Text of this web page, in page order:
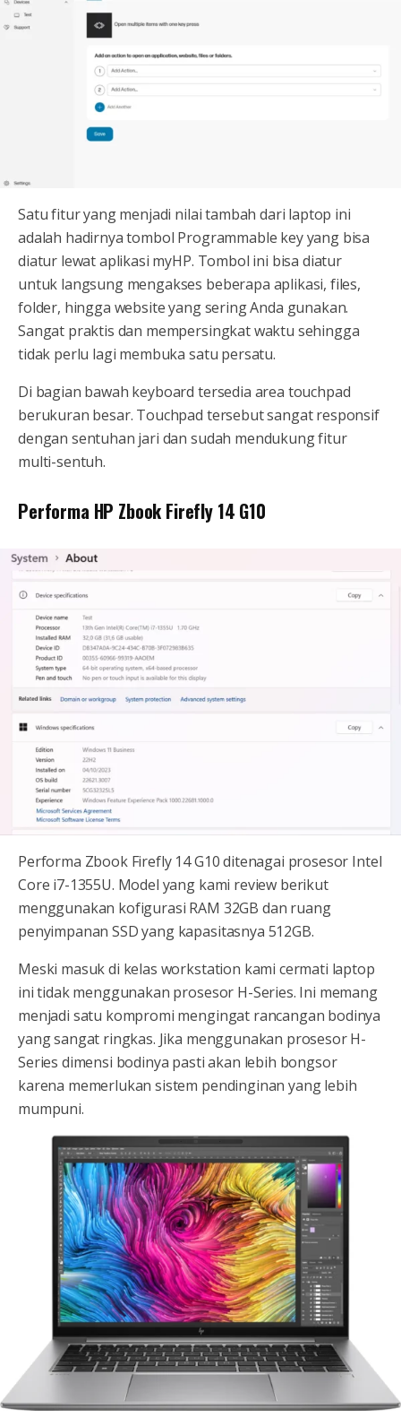
Satu fitur yang menjadi nilai tambah dari laptop ini
adalah hadirnya tombol Programmable key yang bisa
diatur lewat aplikasi myHP. Tombol ini bisa diatur
untuk langsung mengakses beberapa aplikasi, files,
folder, hingga website yang sering Anda gunakan.
Sangat praktis dan mempersingkat waktu sehingga
tidak perlu lagi membuka satu persatu.
Di bagian bawah keyboard tersedia area touchpad
berukuran besar. Touchpad tersebut sangat responsif
dengan sentuhan jari dan sudah mendukung fitur
multi-sentuh.
Performa HP Zbook Firefly 14 G10
Performa Zbook Firefly 14 G10 ditenagai prosesor Intel
Core i7-1355U. Model yang kami review berikut
menggunakan kofigurasi RAM 32GB dan ruang
penyimpanan SSD yang kapasitasnya 512GB.
Meski masuk di kelas workstation kami cermati laptop
ini tidak menggunakan prosesor H-Series. Ini memang
menjadi satu kompromi mengingat rancangan bodinya
yang sangat ringkas. Jika menggunakan prosesor H-
Series dimensi bodinya pasti akan lebih bongsor
karena memerlukan sistem pendinginan yang lebih
mumpuni.